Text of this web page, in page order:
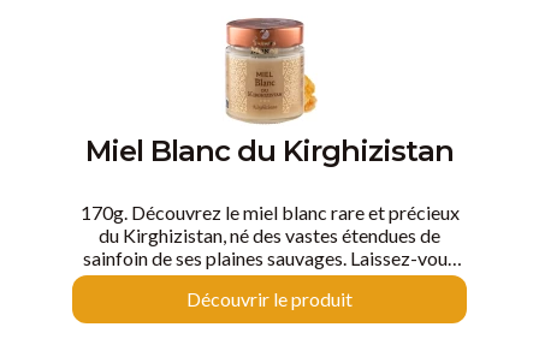
Miel Blanc du Kirghizistan
170g. Découvrez le miel blanc rare et précieux
du Kirghizistan, né des vastes étendues de
sainfoin de ses plaines sauvages. Laissez-vous
séduire par la délicatesse de ses arômes et la
douceur de sa texture, et savourez chaque
instant comme un trésor précieux que seul le
Découvrir le produit